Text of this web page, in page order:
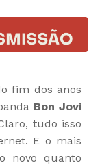
fim dos anos
Bon Jovi
tudo isso
E o mais
novo quanto